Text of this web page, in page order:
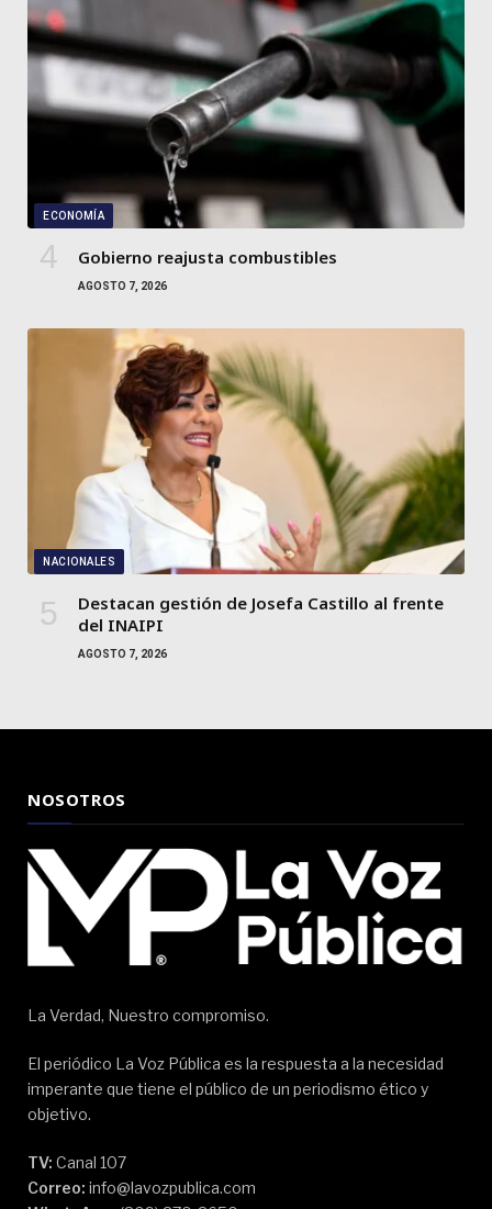
ECONOMÍA
Gobierno reajusta combustibles
AGOSTO 7, 2026
NACIONALES
Destacan gestión de Josefa Castillo al frente
del INAIPI
AGOSTO 7, 2026
NOSOTROS
La Verdad, Nuestro compromiso.
El periódico La Voz Pública es la respuesta a la necesidad
imperante que tiene el público de un periodismo ético y
objetivo.
TV: Canal 107
Correo: info@lavozpublica.com